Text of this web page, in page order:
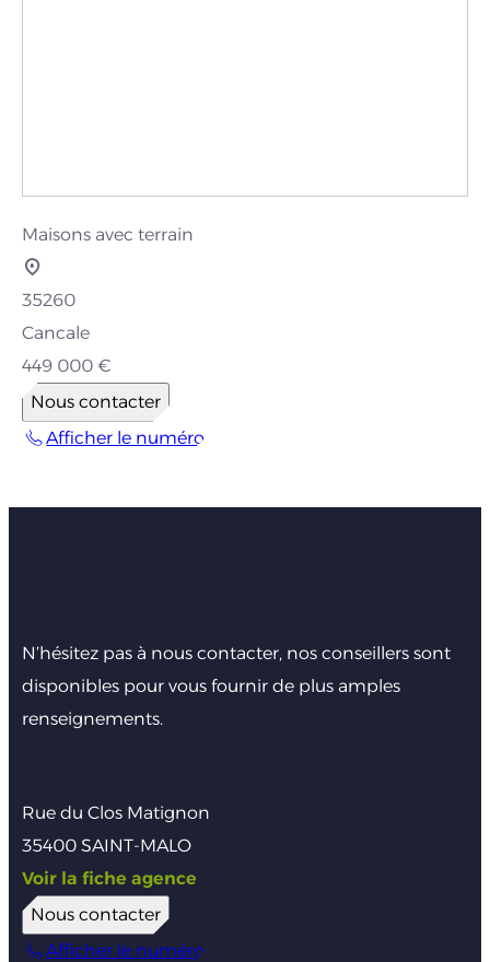
Maisons avec terrain
35260
Cancale
449 000 €
Nous contacter
Afficher le numéro
N’hésitez pas à nous contacter, nos conseillers sont
disponibles pour vous fournir de plus amples
renseignements.
Rue du Clos Matignon
35400 SAINT-MALO
Voir la fiche agence
Nous contacter
Afficher le numéro